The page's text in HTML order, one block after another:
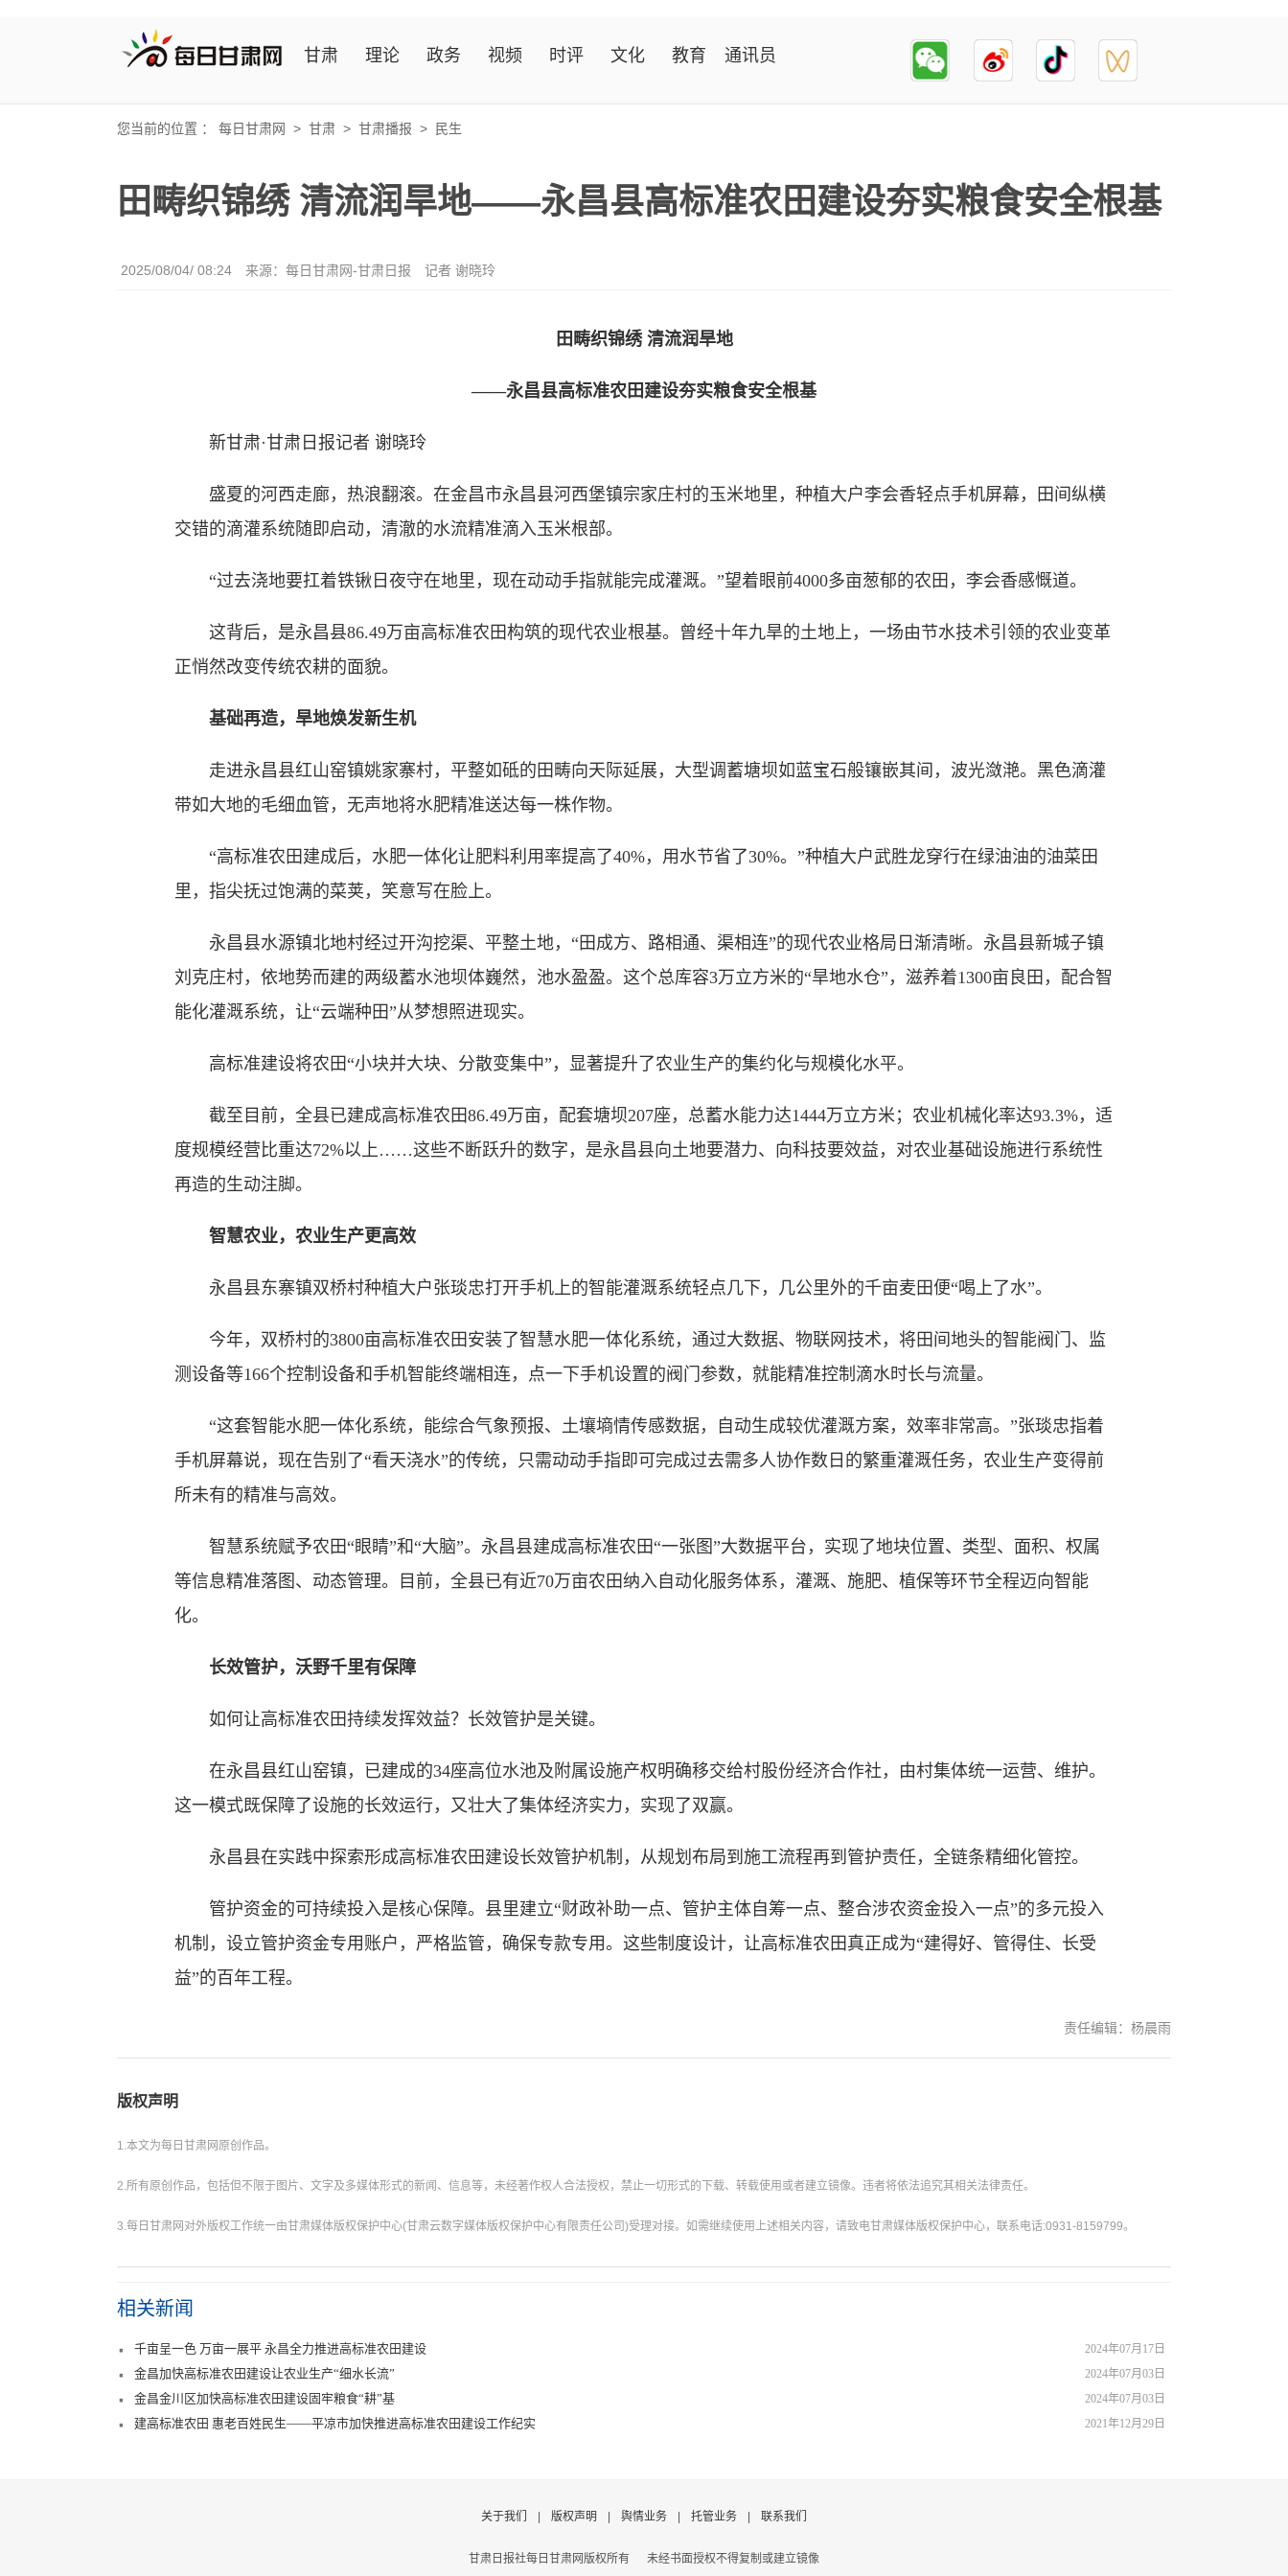
甘肃 理论 政务 视频 时评 文化 教育 通讯员
您当前的位置 ： 每日甘肃网 > 甘肃 > 甘肃播报 > 民生
田畴织锦绣 清流润旱地——永昌县高标准农田建设夯实粮食安全根基
2025/08/04/ 08:24 来源：每日甘肃网-甘肃日报 记者 谢晓玲
田畴织锦绣 清流润旱地
——永昌县高标准农田建设夯实粮食安全根基
新甘肃·甘肃日报记者 谢晓玲
盛夏的河西走廊，热浪翻滚。在金昌市永昌县河西堡镇宗家庄村的玉米地里，种植大户李会香轻点手机屏幕，田间纵横
交错的滴灌系统随即启动，清澈的水流精准滴入玉米根部。
“过去浇地要扛着铁锹日夜守在地里，现在动动手指就能完成灌溉。”望着眼前4000多亩葱郁的农田，李会香感慨道。
这背后，是永昌县86.49万亩高标准农田构筑的现代农业根基。曾经十年九旱的土地上，一场由节水技术引领的农业变革
正悄然改变传统农耕的面貌。
基础再造，旱地焕发新生机
走进永昌县红山窑镇姚家寨村，平整如砥的田畴向天际延展，大型调蓄塘坝如蓝宝石般镶嵌其间，波光潋滟。黑色滴灌
带如大地的毛细血管，无声地将水肥精准送达每一株作物。
“高标准农田建成后，水肥一体化让肥料利用率提高了40%，用水节省了30%。”种植大户武胜龙穿行在绿油油的油菜田
里，指尖抚过饱满的菜荚，笑意写在脸上。
永昌县水源镇北地村经过开沟挖渠、平整土地，“田成方、路相通、渠相连”的现代农业格局日渐清晰。永昌县新城子镇
刘克庄村，依地势而建的两级蓄水池坝体巍然，池水盈盈。这个总库容3万立方米的“旱地水仓”，滋养着1300亩良田，配合智
能化灌溉系统，让“云端种田”从梦想照进现实。
高标准建设将农田“小块并大块、分散变集中”，显著提升了农业生产的集约化与规模化水平。
截至目前，全县已建成高标准农田86.49万亩，配套塘坝207座，总蓄水能力达1444万立方米；农业机械化率达93.3%，适
度规模经营比重达72%以上……这些不断跃升的数字，是永昌县向土地要潜力、向科技要效益，对农业基础设施进行系统性
再造的生动注脚。
智慧农业，农业生产更高效
永昌县东寨镇双桥村种植大户张琰忠打开手机上的智能灌溉系统轻点几下，几公里外的千亩麦田便“喝上了水”。
今年，双桥村的3800亩高标准农田安装了智慧水肥一体化系统，通过大数据、物联网技术，将田间地头的智能阀门、监
测设备等166个控制设备和手机智能终端相连，点一下手机设置的阀门参数，就能精准控制滴水时长与流量。
“这套智能水肥一体化系统，能综合气象预报、土壤墒情传感数据，自动生成较优灌溉方案，效率非常高。”张琰忠指着
手机屏幕说，现在告别了“看天浇水”的传统，只需动动手指即可完成过去需多人协作数日的繁重灌溉任务，农业生产变得前
所未有的精准与高效。
智慧系统赋予农田“眼睛”和“大脑”。永昌县建成高标准农田“一张图”大数据平台，实现了地块位置、类型、面积、权属
等信息精准落图、动态管理。目前，全县已有近70万亩农田纳入自动化服务体系，灌溉、施肥、植保等环节全程迈向智能
化。
长效管护，沃野千里有保障
如何让高标准农田持续发挥效益？长效管护是关键。
在永昌县红山窑镇，已建成的34座高位水池及附属设施产权明确移交给村股份经济合作社，由村集体统一运营、维护。
这一模式既保障了设施的长效运行，又壮大了集体经济实力，实现了双赢。
永昌县在实践中探索形成高标准农田建设长效管护机制，从规划布局到施工流程再到管护责任，全链条精细化管控。
管护资金的可持续投入是核心保障。县里建立“财政补助一点、管护主体自筹一点、整合涉农资金投入一点”的多元投入
机制，设立管护资金专用账户，严格监管，确保专款专用。这些制度设计，让高标准农田真正成为“建得好、管得住、长受
益”的百年工程。
责任编辑：杨晨雨
版权声明
1.本文为每日甘肃网原创作品。
2.所有原创作品，包括但不限于图片、文字及多媒体形式的新闻、信息等，未经著作权人合法授权，禁止一切形式的下载、转载使用或者建立镜像。违者将依法追究其相关法律责任。
3.每日甘肃网对外版权工作统一由甘肃媒体版权保护中心(甘肃云数字媒体版权保护中心有限责任公司)受理对接。如需继续使用上述相关内容，请致电甘肃媒体版权保护中心，联系电话:0931-8159799。
相关新闻
2024年07月17日
千亩呈一色 万亩一展平 永昌全力推进高标准农田建设
2024年07月03日
金昌加快高标准农田建设让农业生产“细水长流”
2024年07月03日
金昌金川区加快高标准农田建设固牢粮食“耕”基
2021年12月29日
建高标准农田 惠老百姓民生——平凉市加快推进高标准农田建设工作纪实
关于我们 版权声明 舆情业务 托管业务 联系我们
甘肃日报社每日甘肃网版权所有 未经书面授权不得复制或建立镜像